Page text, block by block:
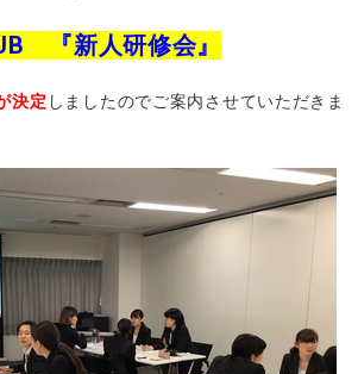
『新人研修会』
決定 しましたのでご案内させていただきま